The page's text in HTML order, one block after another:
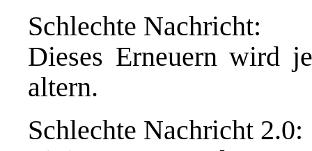
Schlechte Nachricht:
Dieses Erneuern wird
altern.
Schlechte Nachricht 2.0: